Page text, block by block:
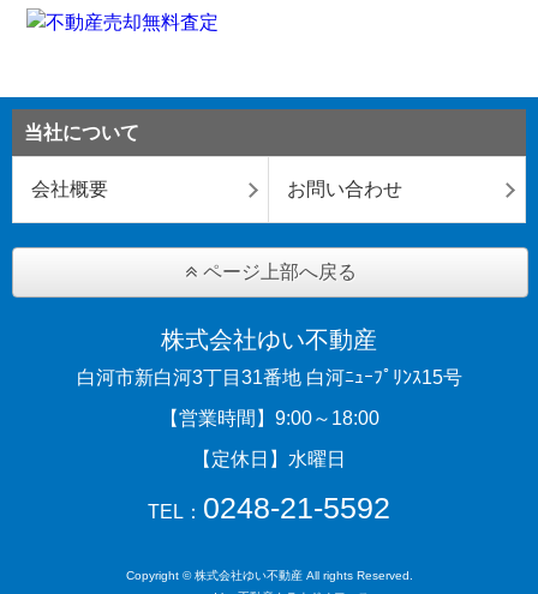
当社について
会社概要 お問い合わせ
ページ上部へ戻る
株式会社ゆい不動産
白河市新白河3丁目31番地 白河ﾆｭｰﾌﾟﾘﾝｽ15号
【営業時間】9:00～18:00
【定休日】水曜日
TEL： 0248-21-5592
Copyright © 株式会社ゆい不動産 All rights Reserved.